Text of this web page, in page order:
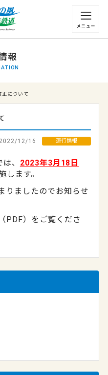
情報等についてはこちら
報
について
2022/12/16 運行情報
、 2023年3月18日
します。
りましたのでお知らせ
（PDF）をご覧くださ